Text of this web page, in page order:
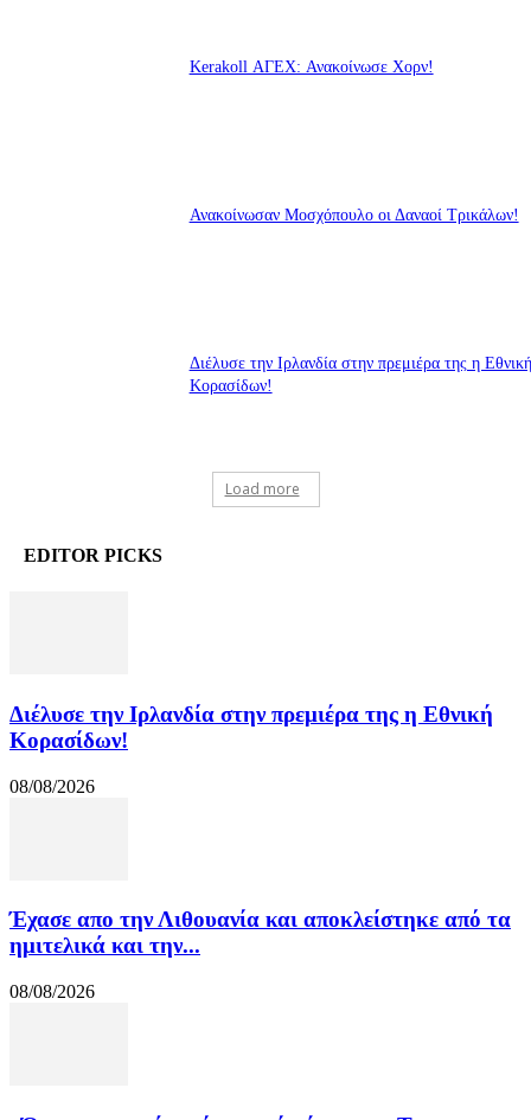
Kerakoll ΑΓΕΧ: Ανακοίνωσε Χορν!
Ανακοίνωσαν Μοσχόπουλο οι Δαναοί Τρικάλων!
Διέλυσε την Ιρλανδία στην πρεμιέρα της η Εθνική
Κορασίδων!
Load more
EDITOR PICKS
Διέλυσε την Ιρλανδία στην πρεμιέρα της η Εθνική
Κορασίδων!
08/08/2026
Έχασε απο την Λιθουανία και αποκλείστηκε από τα
ημιτελικά και την...
08/08/2026